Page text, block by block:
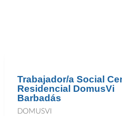
Trabajador/a Social
Residencial DomusVi
Barbadás
DOMUSVI